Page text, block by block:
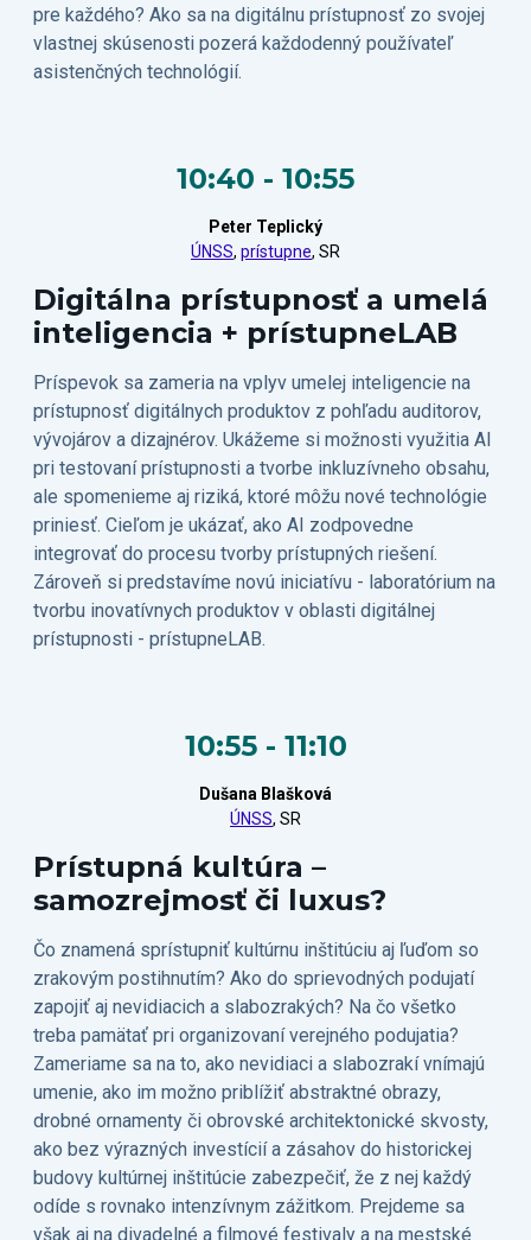
pre každého? Ako sa na digitálnu prístupnosť zo svojej
vlastnej skúsenosti pozerá každodenný používateľ
asistenčných technológií.
10:40 - 10:55
Peter Teplický
ÚNSS, prístupne, SR
Digitálna prístupnosť a umelá
inteligencia + prístupneLAB
Príspevok sa zameria na vplyv umelej inteligencie na
prístupnosť digitálnych produktov z pohľadu auditorov,
vývojárov a dizajnérov. Ukážeme si možnosti využitia AI
pri testovaní prístupnosti a tvorbe inkluzívneho obsahu,
ale spomenieme aj riziká, ktoré môžu nové technológie
priniesť. Cieľom je ukázať, ako AI zodpovedne
integrovať do procesu tvorby prístupných riešení.
Zároveň si predstavíme novú iniciatívu - laboratórium na
tvorbu inovatívnych produktov v oblasti digitálnej
prístupnosti - prístupneLAB.
10:55 - 11:10
Dušana Blašková
ÚNSS, SR
Prístupná kultúra –
samozrejmosť či luxus?
Čo znamená sprístupniť kultúrnu inštitúciu aj ľuďom so
zrakovým postihnutím? Ako do sprievodných podujatí
zapojiť aj nevidiacich a slabozrakých? Na čo všetko
treba pamätať pri organizovaní verejného podujatia?
Zameriame sa na to, ako nevidiaci a slabozrakí vnímajú
umenie, ako im možno priblížiť abstraktné obrazy,
drobné ornamenty či obrovské architektonické skvosty,
ako bez výrazných investícií a zásahov do historickej
budovy kultúrnej inštitúcie zabezpečiť, že z nej každý
odíde s rovnako intenzívnym zážitkom. Prejdeme sa
však aj na divadelné a filmové festivaly a na mestské